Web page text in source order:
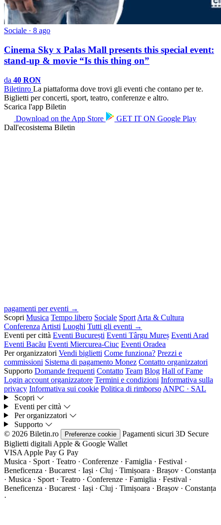
Sociale · 8 ago
Cinema Sky x Palas Mall presents this special event:
stand-up & movie “Is this thing on”
da 40 RON
Biletinro La piattaforma dove trovi gli eventi che contano per te.
Biglietti per concerti, sport, teatro, conferenze e altro.
Scarica l'app Biletin
Download on the App Store GET IT ON Google Play
Dall'ecosistema Biletin
pagamenti per eventi →
Scopri Musica Tempo libero Sociale Sport Arta & Cultura
Conferenza Artisti Luoghi Tutti gli eventi →
Eventi per città Eventi București Eventi Târgu Mureș Eventi Arad
Eventi Bacău Eventi Miercurea-Ciuc Eventi Oradea
Per organizzatori Vendi biglietti Come funziona? Prezzi e
commissioni Sistema di pagamento Monez Contatto organizzatori
Supporto Domande frequenti Contatto Team Blog Hall of Fame
Login account organizzatore Termini e condizioni Informativa sulla
privacy Informativa sui cookie Politica di rimborso ANPC · SAL
Scopri
Eventi per città
Per organizzatori
Supporto
© 2026 Biletin.ro
Preferenze cookie Pagamenti sicuri 3D Secure
Biglietti digitali Apple & Google Wallet
VISA Apple Pay G Pay
Musica · Sport · Teatro · Conferenze · Famiglia · Festival ·
Beneficenza · Bucarest · Iași · Cluj · Timișoara · Brașov · Constanța
· Musica · Sport · Teatro · Conferenze · Famiglia · Festival ·
Beneficenza · Bucarest · Iași · Cluj · Timișoara · Brașov · Constanța
·